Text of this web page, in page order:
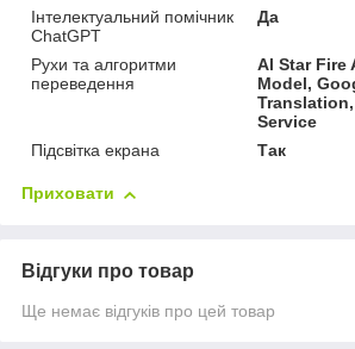
Інтелектуальний помічник
ChatGPT
Да
Рухи та алгоритми
переведення
Al Star Fire
Model,
Service
Підсвітка екрана
Так
Приховати
Відгуки про товар
Ще немає відгуків про цей товар